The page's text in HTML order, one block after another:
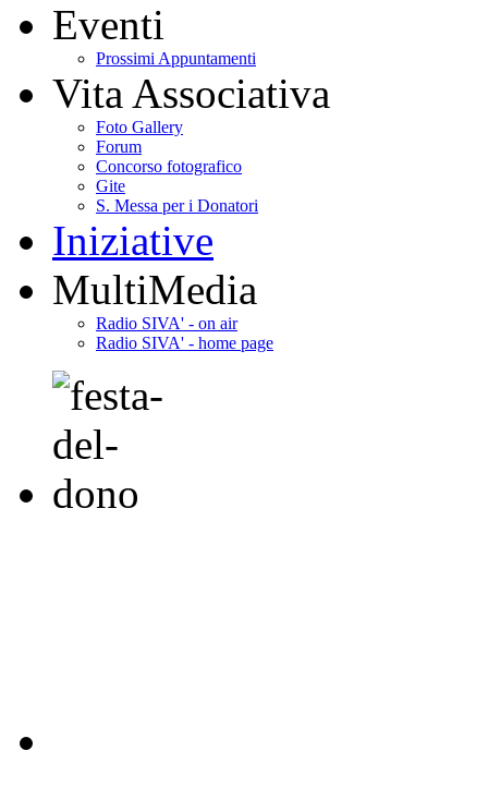
Eventi
Prossimi Appuntamenti
Vita Associativa
Foto Gallery
Forum
Concorso fotografico
Gite
S. Messa per i Donatori
Iniziative
MultiMedia
Radio SIVA' - on air
Radio SIVA' - home page